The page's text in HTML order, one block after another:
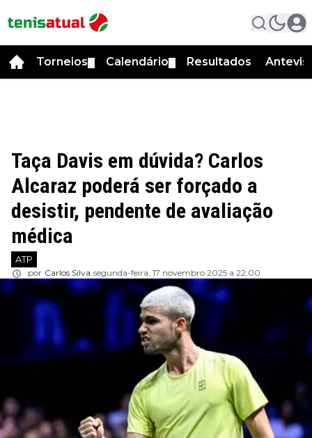
Torneios Calendário Resultados
Taça Davis em dúvida? Carlos
Alcaraz poderá ser forçado a
desistir, pendente de avaliação
médica
ATP
por Carlos Silva segunda-feira, 17 novembro 2025 a 22:00